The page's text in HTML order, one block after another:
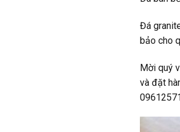
Đá
bảo cho
Mời quý
và đặt